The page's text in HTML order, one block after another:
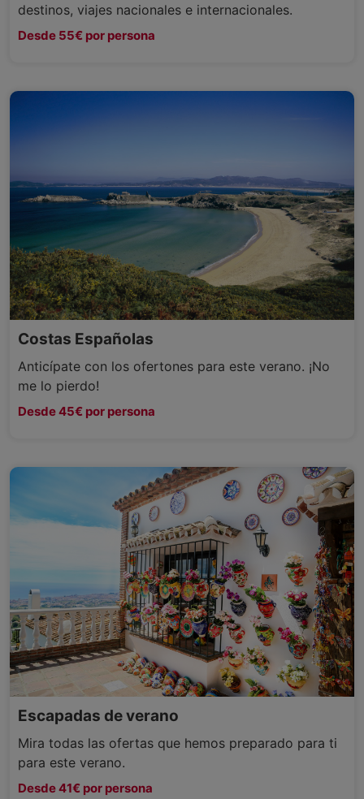
destinos, viajes nacionales e internacionales.
Desde 55€ por persona
Costas Españolas
Anticípate con los ofertones para este verano. ¡No
me lo pierdo!
Desde 45€ por persona
Escapadas de verano
Mira todas las ofertas que hemos preparado para ti
para este verano.
Desde 41€ por persona